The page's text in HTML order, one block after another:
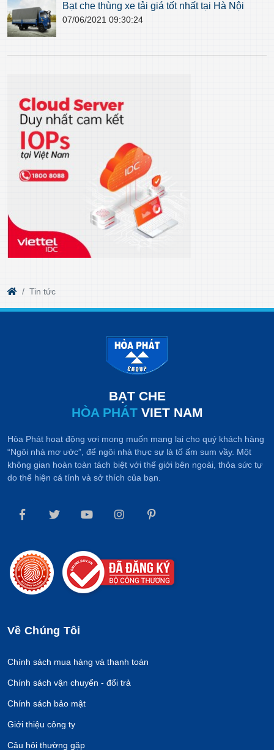
Bạt che thùng xe tải giá tốt nhất tại Hà Nội
07/06/2021 09:30:24
Tin tức
BẠT CHE
HÒA PHÁTVIET NAM
Hòa Phát hoạt động vơi mong muốn mang lại cho quý khách hàng
“Ngôi nhà mơ ước”, để ngôi nhà thực sự là tố ấm sum vầy. Một
không gian hoàn toàn tách biệt với thế giới bên ngoài, thỏa sức tự
do thể hiện cá tính và sở thích của bạn.
Về Chúng Tôi
Chính sách mua hàng và thanh toán
Chính sách vận chuyển - đổi trả
Chính sách bảo mật
Giới thiệu công ty
Câu hỏi thường gặp